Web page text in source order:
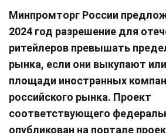
Минпромторг России
2024 год разрешение для
ритейлеров превышать
рынка, если они выкупают
площади иностранных
российского рынка. Проект
соответствующего
опубликован на портале